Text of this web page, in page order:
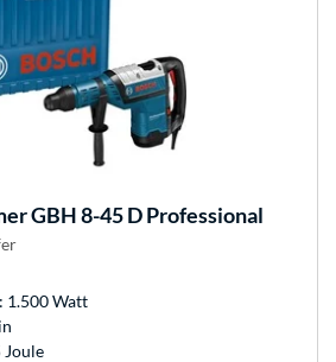
GBH 8-45 D Professional
1.500 Watt
Joule